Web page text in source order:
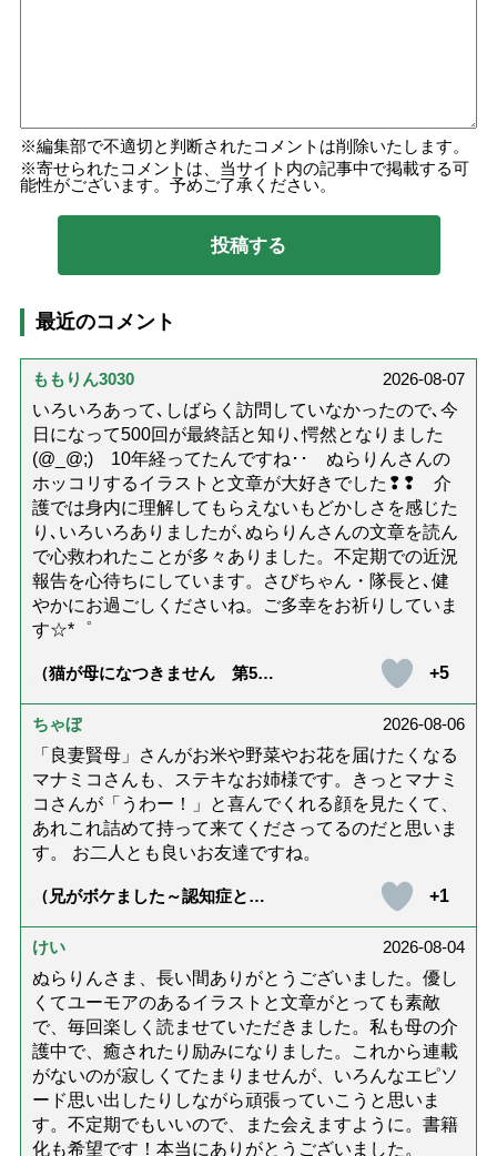
編集部で不適切と判断されたコメントは削除いたします。
寄せられたコメントは、当サイト内の記事中で掲載する可
能性がございます。予めご了承ください。
最近のコメント
ももりん3030
2026-08-07
いろいろあって､しばらく訪問していなかったので､今
日になって500回が最終話と知り､愕然となりました
(@_@;) 10年経ってたんですね･･ ぬらりんさんの
ホッコリするイラストと文章が大好きでした❢❢ 介
護では身内に理解してもらえないもどかしさを感じた
り､いろいろありましたが､ぬらりんさんの文章を読ん
で心救われたことが多々ありました。不定期での近況
報告を心待ちにしています。さびちゃん・隊長と､健
やかにお過ごしくださいね。ご多幸をお祈りしていま
す☆*゜
（猫が母になつきません 第500
+5
ちゃぼ
2026-08-06
「良妻賢母」さんがお米や野菜やお花を届けたくなる
マナミコさんも、ステキなお姉様です。きっとマナミ
コさんが「うわー！」と喜んでくれる顔を見たくて、
あれこれ詰めて持って来てくださってるのだと思いま
す。 お二人とも良いお友達ですね。
（兄がボケました～認知症と介
達』が届きました」）
+1
けい
2026-08-04
ぬらりんさま、長い間ありがとうございました。優し
くてユーモアのあるイラストと文章がとっても素敵
で、毎回楽しく読ませていただきました。私も母の介
護中で、癒されたり励みになりました。これから連載
がないのが寂しくてたまりませんが、いろんなエピソ
ード思い出したりしながら頑張っていこうと思いま
す。不定期でもいいので、また会えますように。書籍
化も希望です！本当にありがとうございました。